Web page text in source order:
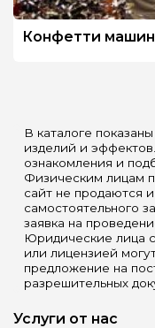
Конфетти
В каталоге
изделий и
ознакомления и
Физическим лицам
сайт не продаются
самостоятельного
заявка на
Юридические лица
или лицензией
предложение на
разрешительных
Услуги от нас